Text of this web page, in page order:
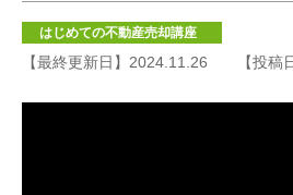
はじめての不動産売却講座
【最終更新日】2024.11.26 【投